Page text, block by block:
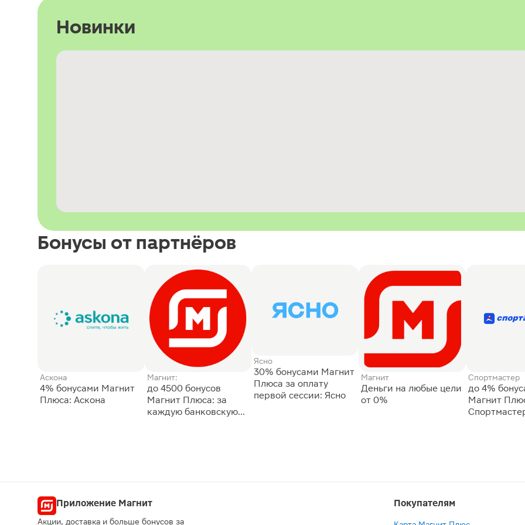
Новинки
Бонусы от партнёров
Аскона
4% бонусами Магнит
Плюса: Аскона
Магнит:
до 4500 бонусов
Магнит Плюса: за
каждую банковскую
Ясно
30% бонусами Магнит
Плюса за оплату
первой сессии: Ясно
Магнит
Деньги на любые цели
от 0%
Спортмастер
до 4%
Магнит
Приложение Магнит
Акции, доставка и больше бонусов за
Покупателям